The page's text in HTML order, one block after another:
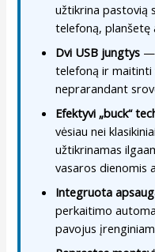
užtikrina pastovią
telefoną,
Dvi USB jungtys —
telefoną ir
neprarandant
Efektyvi „buck“
vėsiau nei
užtikrinamas
vasaros dienomis
Integruota
perkaitimo
pavojus